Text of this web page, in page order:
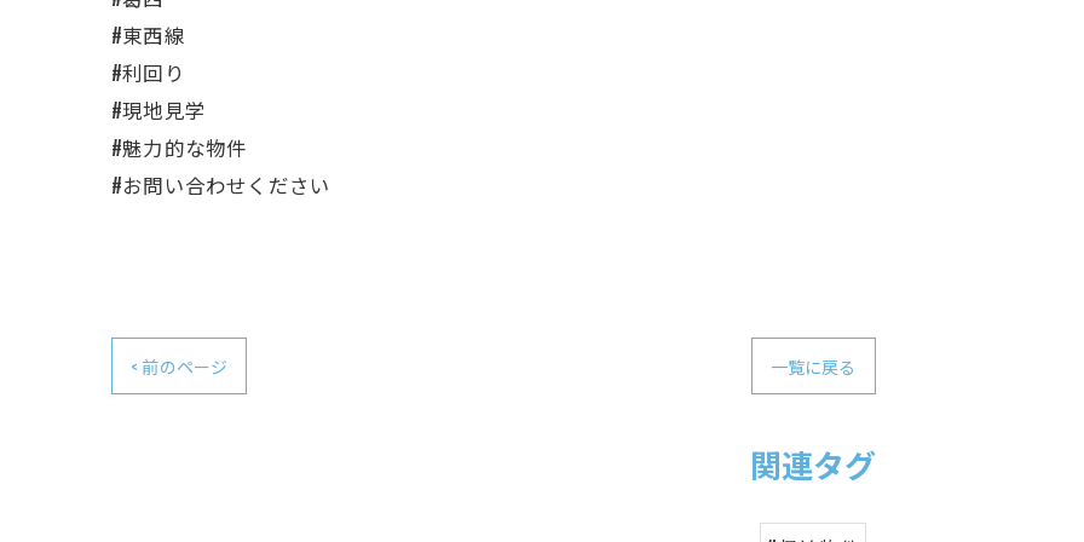
#東西線
#利回り
#現地見学
#魅力的な物件
#お問い合わせください
< 前のページ 一覧に戻る
関連タグ